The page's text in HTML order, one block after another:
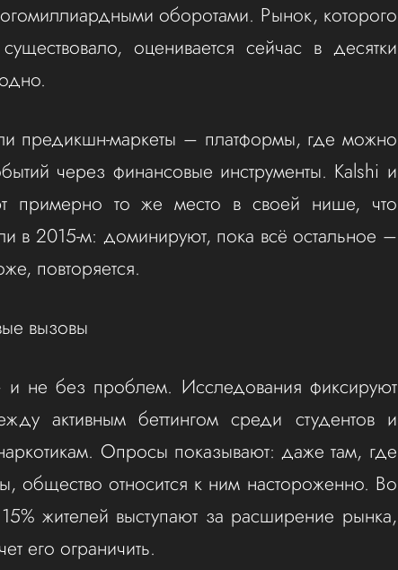
оборотами. Рынок, которого
оценивается сейчас в десятки
предикшн-маркеты – платформы, где можно
через финансовые инструменты. Kalshi и
примерно то же место в своей нише, что
в 2015-м: доминируют, пока всё остальное –
повторяется.
вызовы
не без проблем. Исследования фиксируют
активным беттингом среди студентов и
Опросы показывают: даже там, где
общество относится к ним настороженно. Во
жителей выступают за расширение рынка,
его ограничить.